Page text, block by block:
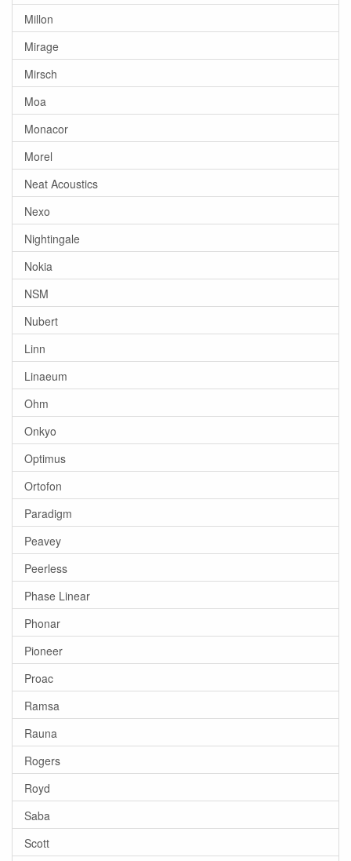
Millon
Mirage
Mirsch
Moa
Monacor
Morel
Neat Acoustics
Nexo
Nightingale
Nokia
NSM
Nubert
Linn
Linaeum
Ohm
Onkyo
Optimus
Ortofon
Paradigm
Peavey
Peerless
Phase Linear
Phonar
Pioneer
Proac
Ramsa
Rauna
Rogers
Royd
Saba
Scott